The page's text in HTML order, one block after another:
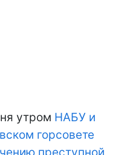
утром НАБУ и
горсовете
преступной